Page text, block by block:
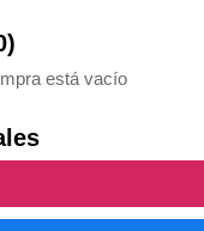
está vacío